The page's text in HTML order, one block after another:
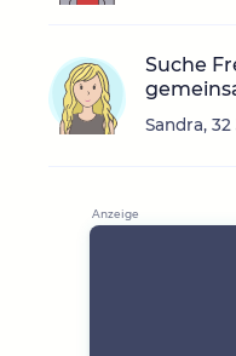
Suche
Sandra,